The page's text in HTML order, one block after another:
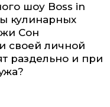
шоу Boss in
кулинарных
Сон
своей личной
раздельно и при